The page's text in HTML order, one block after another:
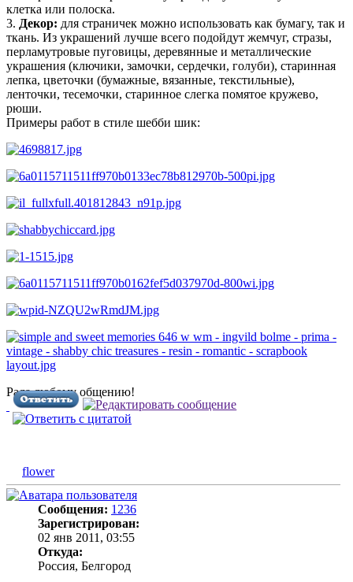
клетка или полоска.
3. Декор: для страничек можно использовать как бумагу, так и
ткань. Из украшений лучше всего подойдут жемчуг, стразы,
перламутровые пуговицы, деревянные и металлические
украшения (ключики, замочки, сердечки, голуби), старинная
лепка, цветочки (бумажные, вязанные, текстильные),
ленточки, тесемочки, старинное слегка помятое кружево,
рюши.
Примеры работ в стиле шебби шик:
Рада любому общению!
flower
Сообщения: 1236
Зарегистрирован:
02 янв 2011, 03:55
Откуда:
Россия, Белгород